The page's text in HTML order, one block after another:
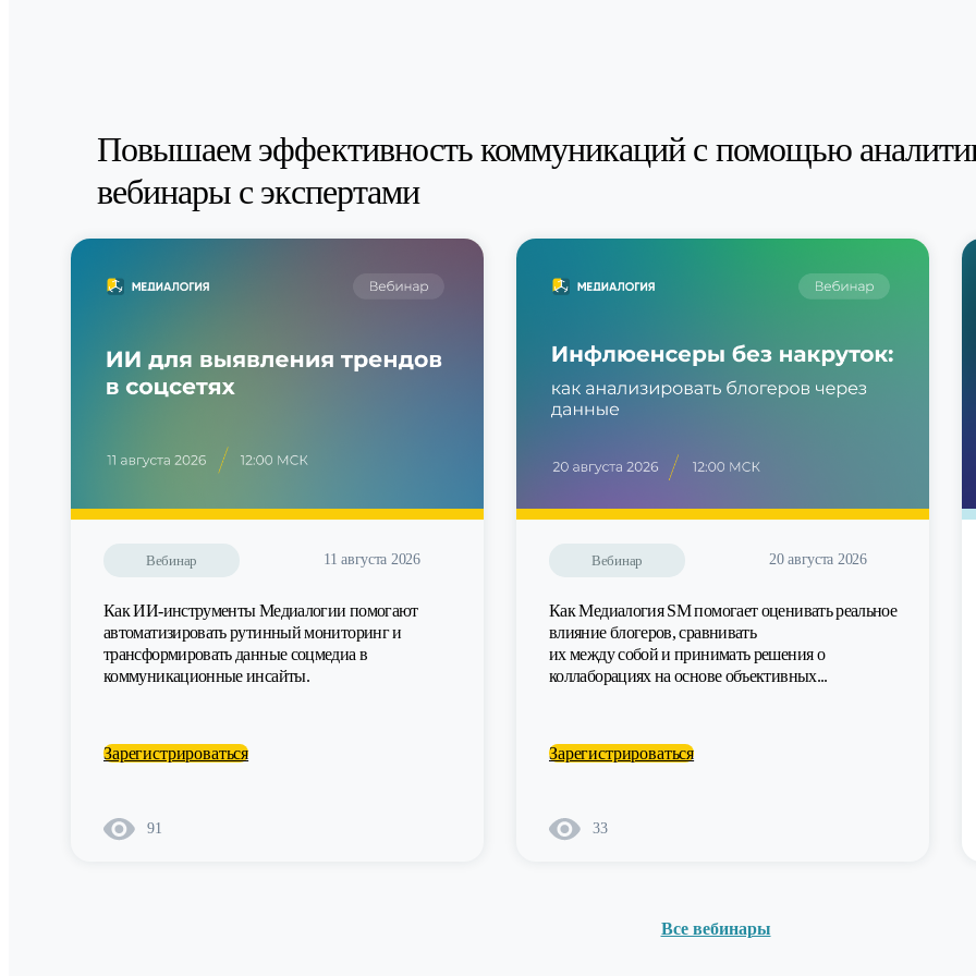
Повышаем эффективность коммуникаций с помощью
вебинары с экспертами
Вебинар 11 августа 2026
Как ИИ-инструменты Медиалогии помогают
автоматизировать рутинный мониторинг и
трансформировать данные соцмедиа в
коммуникационные инсайты.
Зарегистрироваться
91
Вебинар 20 августа 2026
Как Медиалогия SM помогает оценивать реальное
влияние блогеров, сравнивать
их между собой и принимать решения о
коллаборациях на основе объективных...
Зарегистрироваться
33
Все вебинары